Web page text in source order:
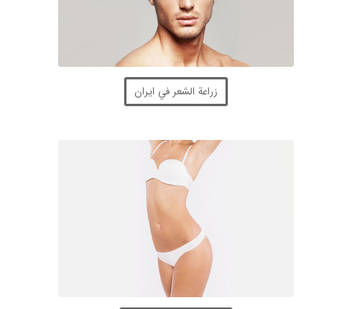
زراعة الشعر في ايران